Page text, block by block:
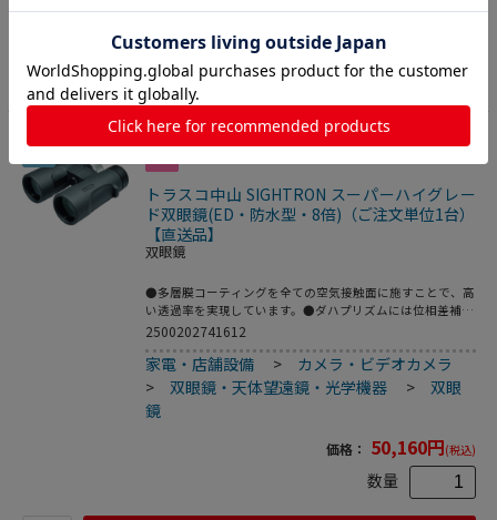
サー●暗視造影距離：198ｍ●イルミネーター：〇●デジタ
(ＡＶＩ)●記憶媒体：MicroSDカード最大64GB使用可能●ビ
デオ出力端子：〇●専用ケース、映像出力ケーブル、USBケ
ーブル、ハンドストラップ、microSDカード、電池、取扱説
明書、純正品検査証、保証書
カートに入れる
17
トラスコ中山 SIGHTRON スーパーハイグレー
ド双眼鏡(ED・防水型・8倍)（ご注文単位1台）
【直送品】
双眼鏡
●多層膜コーティングを全ての空気接触面に施すことで、高
い透過率を実現しています。●ダハプリズムには位相差補正
コートを施し、補助プリズムには誘電体多層膜を施すこと
で、高い解像力と明るい視野を楽しめます。●センターフォ
ーカス方式と大型ピントリングを採用し、素早く確実なピン
ト合わせが可能です。●ロングアイレリーフ設計によりー、
眼鏡をかけて使用する際にも、視野の隅々まで広く見渡すこ
とが可能です。●ツイストアップ式のゴム見口採用により、
も快適です。●完全防水設計ですのでアウトドアなどで突然
の雨や水辺での使用にも安心です。●遠くて見えにくい人・
場所・物の監視・確認に。●一般的には、スポーツ観戦、観
2500202741612
家電・店舗設備 > カメラ・ビデオカメラ
>双眼鏡・天体望遠鏡・光学機器 >双眼
鏡
価格： 50,160円(税込)
数量